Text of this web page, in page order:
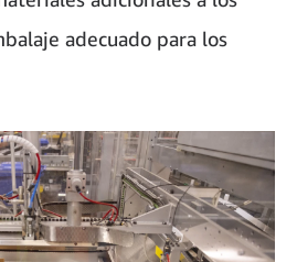
adecuado para los